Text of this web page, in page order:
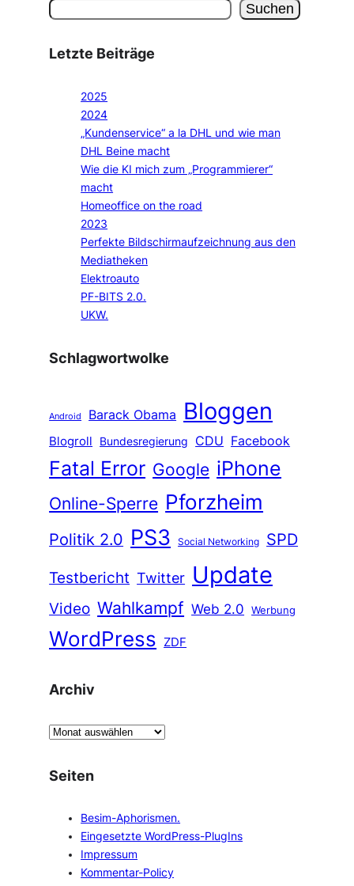
Suchen
Letzte Beiträge
2025
2024
„Kundenservice“ a la DHL und wie man
DHL Beine macht
Wie die KI mich zum „Programmierer“
macht
Homeoffice on the road
2023
Perfekte Bildschirmaufzeichnung aus den
Mediatheken
Elektroauto
PF-BITS 2.0.
UKW.
Schlagwortwolke
Android Barack Obama Bloggen
Blogroll Bundesregierung CDU Facebook
Fatal Error Google iPhone
Online-Sperre Pforzheim
Politik 2.0 PS3 Social Networking
SPD
Testbericht Twitter Update
Video Wahlkampf Web 2.0 Werbung
WordPress ZDF
Archiv
A
c
h
Seiten
Besim-Aphorismen.
Eingesetzte WordPress-PlugIns
Impressum
Kommentar-Policy